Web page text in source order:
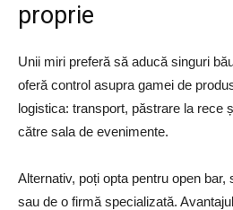
proprie
Unii miri preferă să aducă singuri
oferă control asupra gamei de
logistica: transport, păstrare la rece
către sala de evenimente.
Alternativ, poți opta pentru open
sau de o firmă specializată.